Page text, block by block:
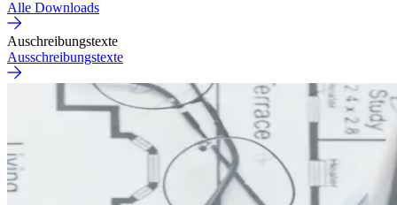
Alle Downloads
Auschreibungstexte
Ausschreibungstexte